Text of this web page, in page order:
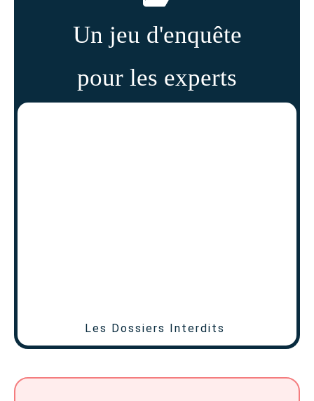
Un jeu d'enquête
pour les experts
Les Dossiers Interdits